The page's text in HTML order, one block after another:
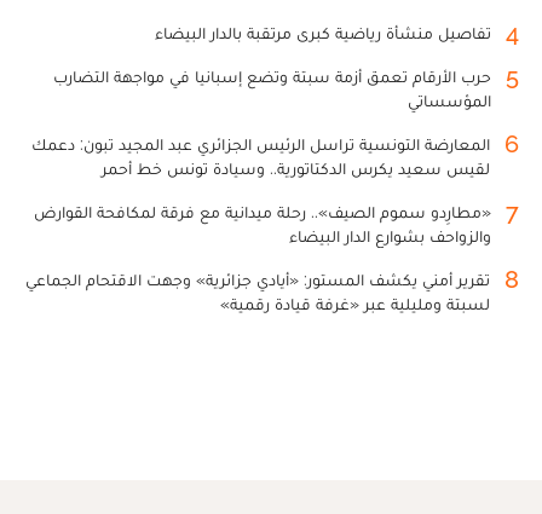
4 تفاصيل منشأة رياضية كبرى مرتقبة بالدار البيضاء
5
حرب الأرقام تعمق أزمة سبتة وتضع إسبانيا في مواجهة التضارب
المؤسساتي
6
المعارضة التونسية تراسل الرئيس الجزائري عبد المجيد تبون: دعمك
لقيس سعيد يكرس الدكتاتورية.. وسيادة تونس خط أحمر
7
«مطارِدو سموم الصيف».. رحلة ميدانية مع فرقة لمكافحة القوارض
والزواحف بشوارع الدار البيضاء
8
تقرير أمني يكشف المستور: «أيادي جزائرية» وجهت الاقتحام الجماعي
لسبتة ومليلية عبر «غرفة قيادة رقمية»